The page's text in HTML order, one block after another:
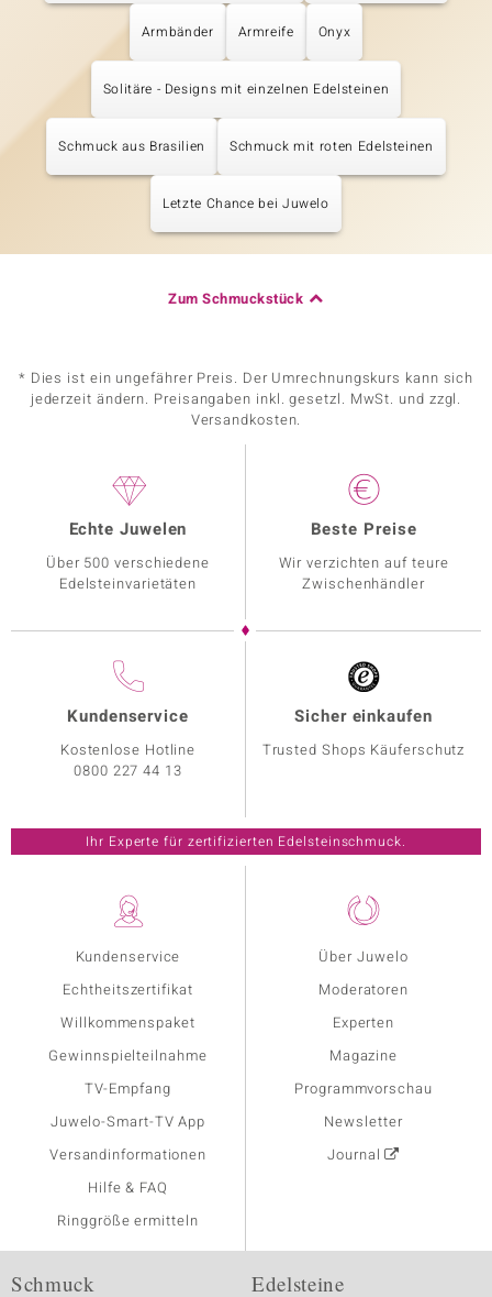
Armbänder Armreife Onyx
Solitäre - Designs mit einzelnen Edelsteinen
Schmuck aus Brasilien Schmuck mit roten Edelsteinen
Letzte Chance bei Juwelo
Zum Schmuckstück
* Dies ist ein ungefährer Preis. Der Umrechnungskurs kann sich
jederzeit ändern. Preisangaben inkl. gesetzl. MwSt. und zzgl.
Versandkosten.
Kundenservice
Echtheitszertifikat
Willkommenspaket
Gewinnspielteilnahme
TV-Empfang
Juwelo-Smart-TV App
Versandinformationen
Hilfe & FAQ
Ringgröße ermitteln
Über Juwelo
Moderatoren
Experten
Magazine
Programmvorschau
Newsletter
Journal
Echte Juwelen
Über 500 verschiedene
Edelsteinvarietäten
Beste Preise
Wir verzichten auf teure
Zwischenhändler
Kundenservice
Kostenlose Hotline
0800 227 44 13
Sicher einkaufen
Trusted Shops Käuferschutz
Ihr Experte für zertifizierten Edelsteinschmuck.
Schmuck Edelsteine